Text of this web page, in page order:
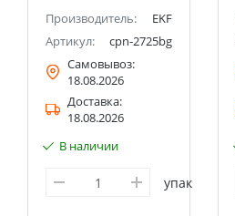
Производитель:
EKF
Артикул:
cpn-2725bg
Самовывоз:
18.08.2026
Доставка:
18.08.2026
В наличии
упак